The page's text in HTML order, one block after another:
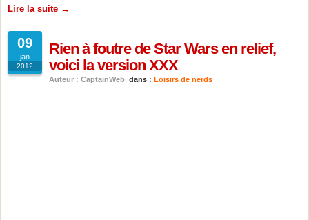
Lire la suite →
09
jan
2012
Rien à foutre de Star Wars en relief,
voici la version XXX
Auteur : CaptainWeb dans : Loisirs de nerds